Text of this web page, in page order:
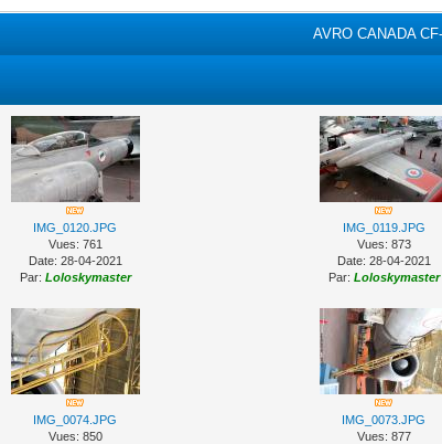
AVRO CANADA
IMG_0120.JPG
Vues: 761
Date: 28-04-2021
Par: Loloskymaster
IMG_0119.JPG
Vues: 873
Date: 28-04-2021
Par: Loloskymaster
IMG_0074.JPG
Vues: 850
IMG_0073.JPG
Vues: 877